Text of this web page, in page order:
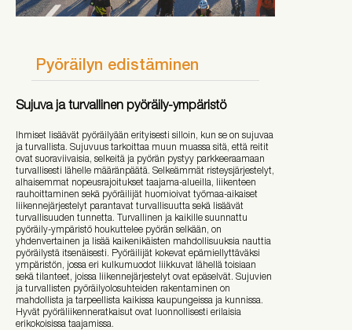
Pyöräilyn edistäminen
Sujuva ja turvallinen pyöräily-ympäristö
Ihmiset lisäävät pyöräilyään erityisesti silloin, kun se on sujuvaa
ja turvallista. Sujuvuus tarkoittaa muun muassa sitä, että reitit
ovat suoraviivaisia, selkeitä ja pyörän pystyy parkkeeraamaan
turvallisesti lähelle määränpäätä. Selkeämmät risteysjärjestelyt,
alhaisemmat nopeusrajoitukset taajama-alueilla, liikenteen
rauhoittaminen sekä pyöräilijät huomioivat työmaa-aikaiset
liikennejärjestelyt parantavat turvallisuutta sekä lisäävät
turvallisuuden tunnetta. Turvallinen ja kaikille suunnattu
pyöräily-ympäristö houkuttelee pyörän selkään, on
yhdenvertainen ja lisää kaikenikäisten mahdollisuuksia nauttia
pyöräilystä itsenäisesti. Pyöräilijät kokevat epämiellyttäväksi
ympäristön, jossa eri kulkumuodot liikkuvat lähellä toisiaan
sekä tilanteet, joissa liikennejärjestelyt ovat epäselvät. Sujuvien
ja turvallisten pyöräilyolosuhteiden rakentaminen on
mahdollista ja tarpeellista kaikissa kaupungeissa ja kunnissa.
Hyvät pyöräliikenneratkaisut ovat luonnollisesti erilaisia
erikokoisissa taajamissa.